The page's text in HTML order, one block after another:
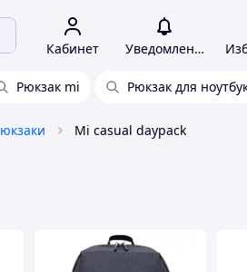
Кабинет Уведомления
Рюкзак mi Рюкзак для
Mi casual daypack